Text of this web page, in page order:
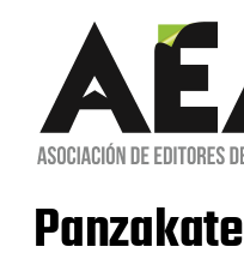
Panzakate